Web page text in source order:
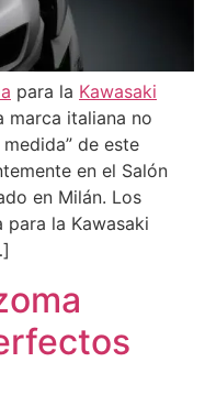
para la Kawasaki
marca italiana no
de este
en el Salón
en Milán. Los
para la Kawasaki